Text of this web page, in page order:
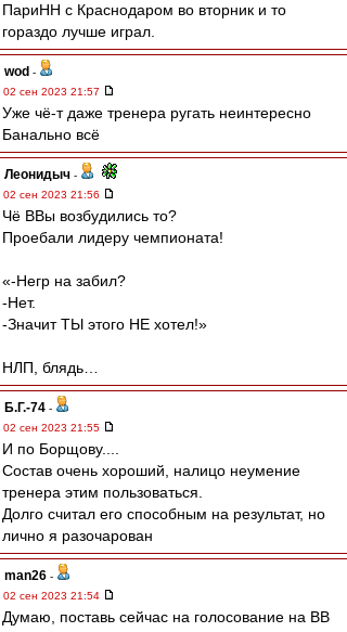
ПариНН с Краснодаром во вторник и то
гораздо лучше играл.
wod -
02 сен 2023 21:57
Уже чё-т даже тренера ругать неинтересно
Банально всё
Леонидыч -
02 сен 2023 21:56
Чё ВВы возбудились то?
Проебали лидеру чемпионата!
«-Негр на забил?
-Нет.
-Значит ТЫ этого НЕ хотел!»
НЛП, блядь…
Б.Г.-74 -
02 сен 2023 21:55
И по Борщову....
Состав очень хороший, налицо неумение
тренера этим пользоваться.
Долго считал его способным на результат, но
лично я разочарован
man26 -
02 сен 2023 21:54
Думаю, поставь сейчас на голосование на ВВ